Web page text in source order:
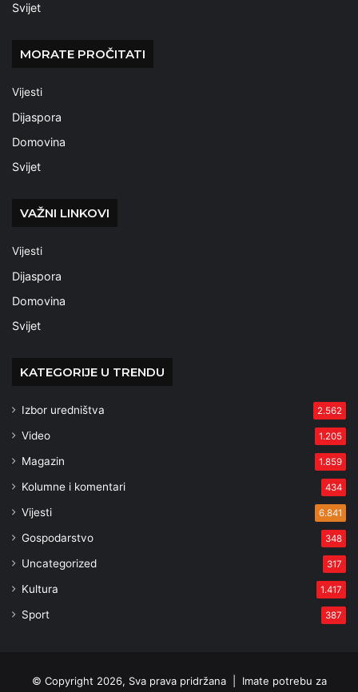
Svijet
MORATE PROČITATI
Vijesti
Dijaspora
Domovina
Svijet
VAŽNI LINKOVI
Vijesti
Dijaspora
Domovina
Svijet
KATEGORIJE U TRENDU
Izbor uredništva 2.562
Video 1.205
Magazin 1.859
Kolumne i komentari 434
Vijesti 6.841
Gospodarstvo 348
Uncategorized 317
Kultura 1.417
Sport 387
© Copyright 2026, Sva prava pridržana | Imate potrebu za